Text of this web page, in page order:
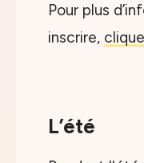
Pour plus
inscrire,
L’été